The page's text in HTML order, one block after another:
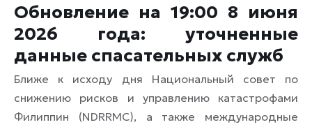
Обновление на 19:00 8 июня
2026 года: уточненные
данные спасательных служб
Ближе к исходу дня Национальный совет по
снижению рисков и управлению катастрофами
Филиппин (NDRRMC), а также международные